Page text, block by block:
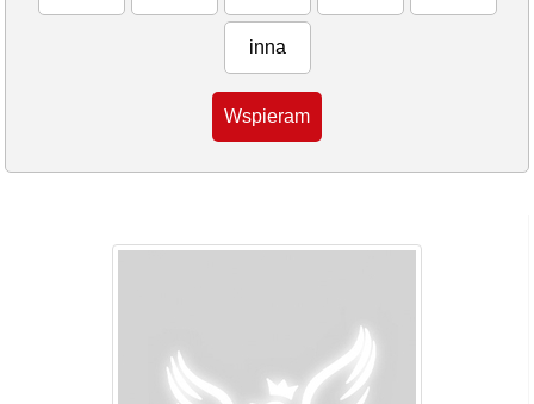
inna
Wspieram